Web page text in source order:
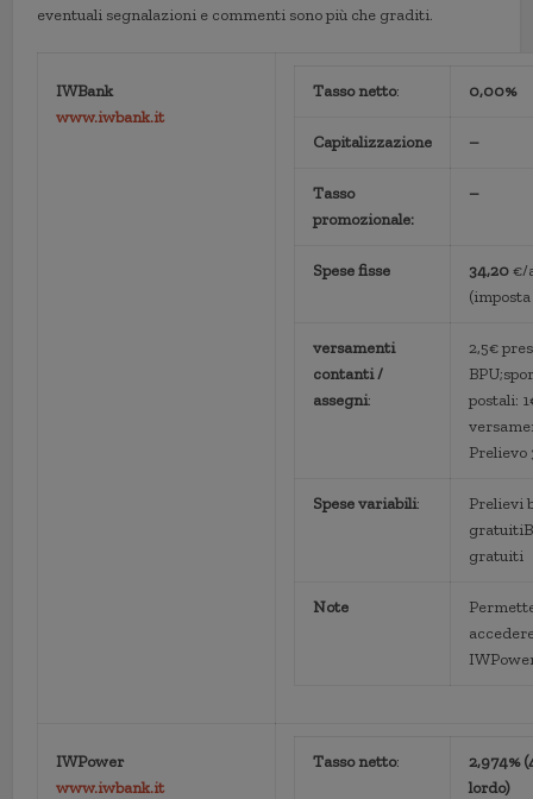
eventuali segnalazioni e commenti sono più che graditi.
IWBank
www.iwbank.it
Tasso netto: 0,00%
Capitalizzazione –
Tasso
promozionale:
–
Spese fisse 34,20€/
versamenti
contanti /
assegni:
2,5€
postali:
Prelievo
Spese variabili:
Prelievi
gratuiti
Note
IWPower
www.iwbank.it
Tasso netto:
2,974%
lordo)